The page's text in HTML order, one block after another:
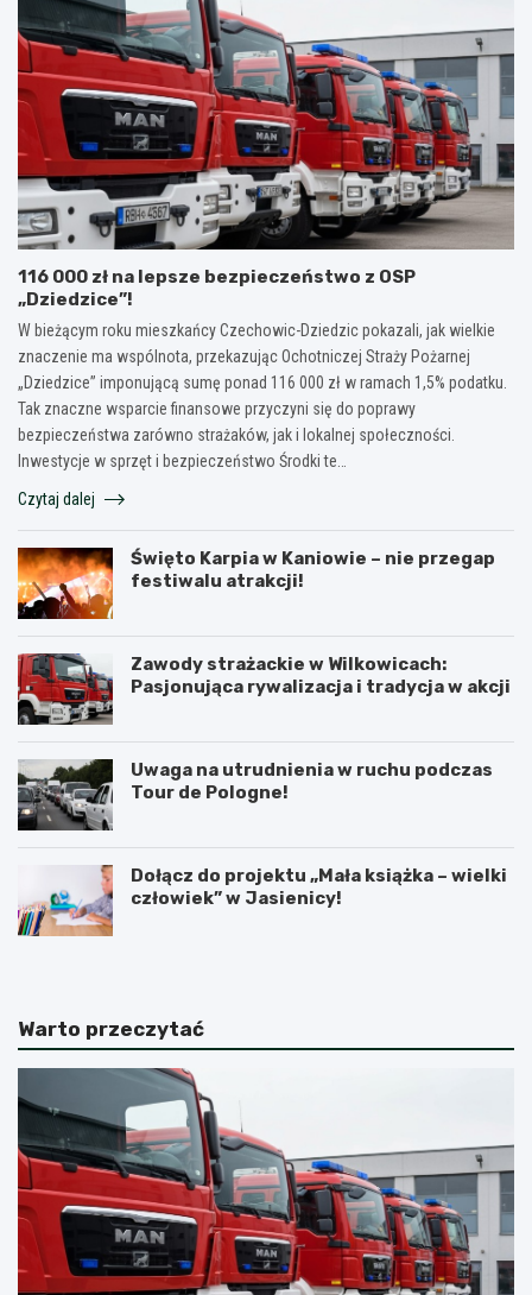
116 000 zł na lepsze bezpieczeństwo z OSP
„Dziedzice”!
W bieżącym roku mieszkańcy Czechowic-Dziedzic pokazali, jak wielkie
znaczenie ma wspólnota, przekazując Ochotniczej Straży Pożarnej
„Dziedzice” imponującą sumę ponad 116 000 zł w ramach 1,5% podatku.
Tak znaczne wsparcie finansowe przyczyni się do poprawy
bezpieczeństwa zarówno strażaków, jak i lokalnej społeczności.
Inwestycje w sprzęt i bezpieczeństwo Środki te…
Czytaj dalej
Święto Karpia w Kaniowie – nie przegap
festiwalu atrakcji!
Zawody strażackie w Wilkowicach:
Pasjonująca rywalizacja i tradycja w akcji
Uwaga na utrudnienia w ruchu podczas
Tour de Pologne!
Dołącz do projektu „Mała książka – wielki
człowiek” w Jasienicy!
Warto przeczytać